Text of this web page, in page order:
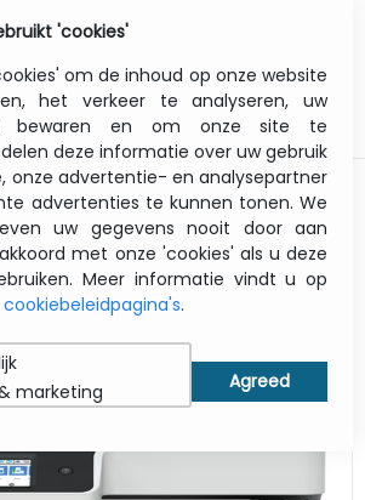
- Mono
Printer - Inkjet - A4 -
/ Wi-Fi
#:C11CG93402
'cookies'
om de inhoud op onze website
het verkeer te analyseren, uw
bewaren en om onze site te
deze informatie over uw gebruik
onze advertentie- en analysepartner
advertenties te kunnen tonen. We
uw gegevens nooit door aan
met onze 'cookies' als u deze
Meer informatie vindt u op
cookiebeleidpagina's.
marketing